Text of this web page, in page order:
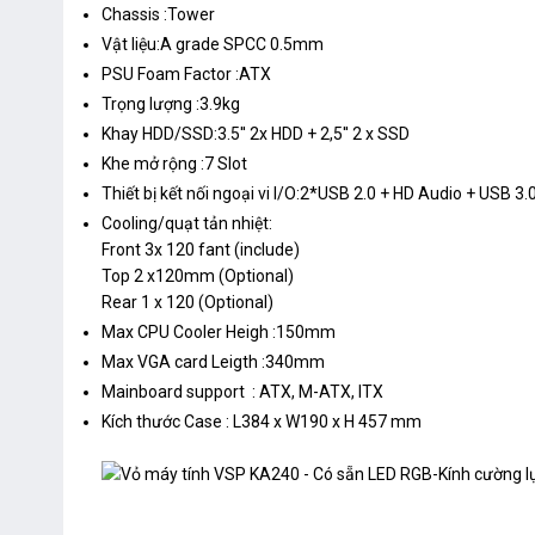
Chassis :Tower
Vật liệu:A grade SPCC 0.5mm
PSU Foam Factor :ATX
Trọng lượng :3.9kg
Khay HDD/SSD:3.5'' 2x HDD + 2,5'' 2 x SSD
Khe mở rộng :7 Slot
Thiết bị kết nối ngoại vi I/O:2*USB 2.0 + HD Audio + USB
Cooling/quạt tản nhiệt:
Front 3x 120 fant (include)
Top 2 x120mm (Optional)
Rear 1 x 120 (Optional)
Max CPU Cooler Heigh :150mm
Max VGA card Leigth :340mm
Mainboard support : ATX, M-ATX, ITX
Kích thước Case : L384 x W190 x H 457 mm